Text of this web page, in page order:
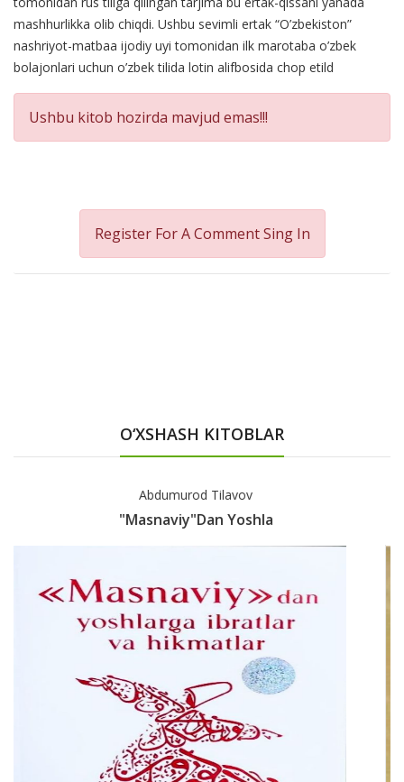
mashhurlikka olib chiqdi. Ushbu sevimli ertak “O’zbekiston”
nashriyot-matbaa ijodiy uyi tomonidan ilk marotaba o’zbek
bolajonlari uchun o’zbek tilida lotin alifbosida chop etild
Ushbu kitob hozirda mavjud emas!!!
Register For A CommentSing In
O‘XSHASH KITOBLAR
Mirach Chag'ri Oqtosh
"Seni Sevaman" Dema,